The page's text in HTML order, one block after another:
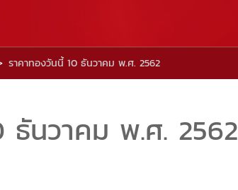
ราคาทองวันนี้ 10 ธันวาคม พ.ศ. 2562
ธันวาคม พ.ศ. 2562